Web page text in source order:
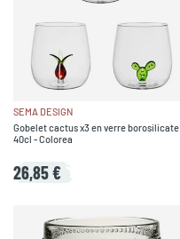
SEMA DESIGN
Gobelet cactus x3 en verre borosilicate
40cl - Colorea
26,85 €